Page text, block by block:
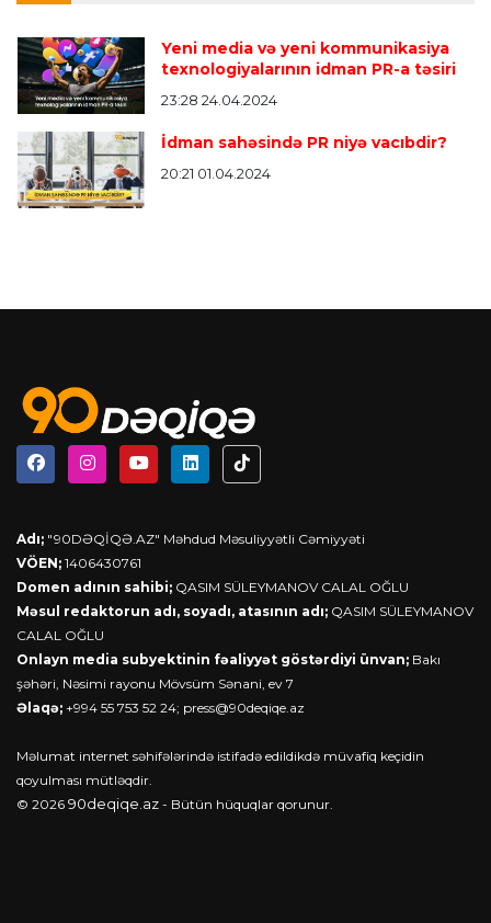
Yeni media və yeni kommunikasiya
texnologiyalarının idman PR-a təsiri
23:28 24.04.2024
İdman sahəsində PR niyə vacıbdir?
20:21 01.04.2024
Adı; "90DƏQİQƏ.AZ" Məhdud Məsuliyyətli Cəmiyyəti
VÖEN; 1406430761
Domen adının sahibi; QASIM SÜLEYMANOV CALAL OĞLU
Məsul redaktorun adı, soyadı, atasının adı; QASIM SÜLEYMANOV
CALAL OĞLU
Onlayn media subyektinin fəaliyyət göstərdiyi ünvan; Bakı
şəhəri, Nəsimi rayonu Mövsüm Sənani, ev 7
Əlaqə; +994 55 753 52 24; press@90deqiqe.az
Məlumat internet səhifələrində istifadə edildikdə müvafiq keçidin
qoyulması mütləqdir.
© 2026 90deqiqe.az - Bütün hüquqlar qorunur.